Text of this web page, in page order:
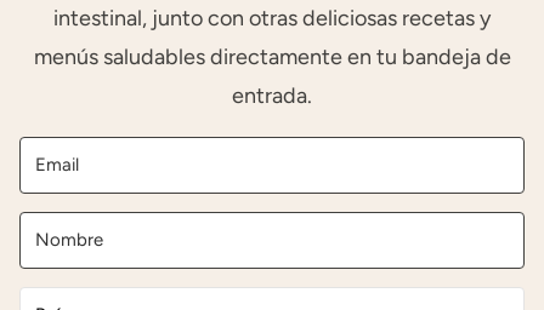
intestinal, junto con otras deliciosas recetas y
menús saludables directamente en tu bandeja de
entrada.